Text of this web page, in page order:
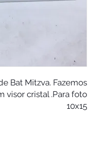
Bat Mitzva. Fazemos
visor cristal .Para foto
10x15